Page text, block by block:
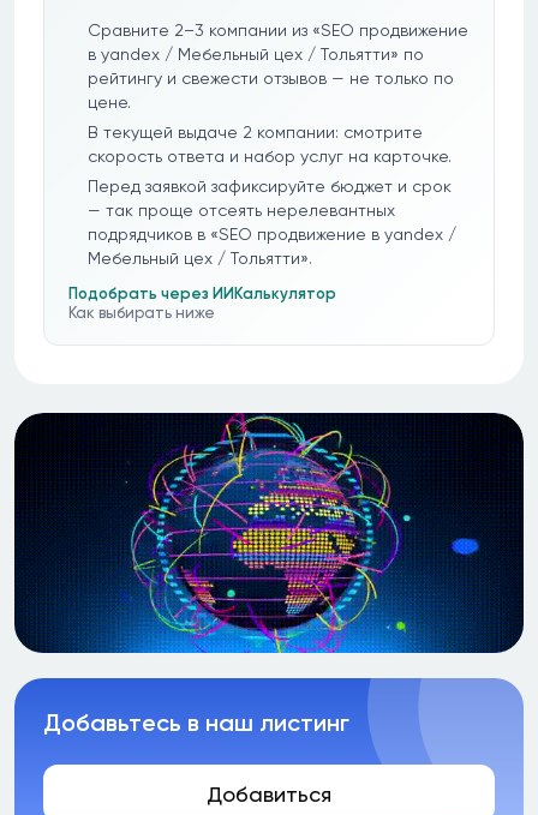
Сравните 2–3 компании из «SEO продвижение
в yandex / Мебельный цех / Тольятти» по
рейтингу и свежести отзывов — не только по
цене.
В текущей выдаче 2 компании: смотрите
скорость ответа и набор услуг на карточке.
Перед заявкой зафиксируйте бюджет и срок
— так проще отсеять нерелевантных
подрядчиков в «SEO продвижение в yandex /
Мебельный цех / Тольятти».
Подобрать через ИИ Калькулятор
Как выбирать ниже
Добавьтесь в наш листинг
Добавиться